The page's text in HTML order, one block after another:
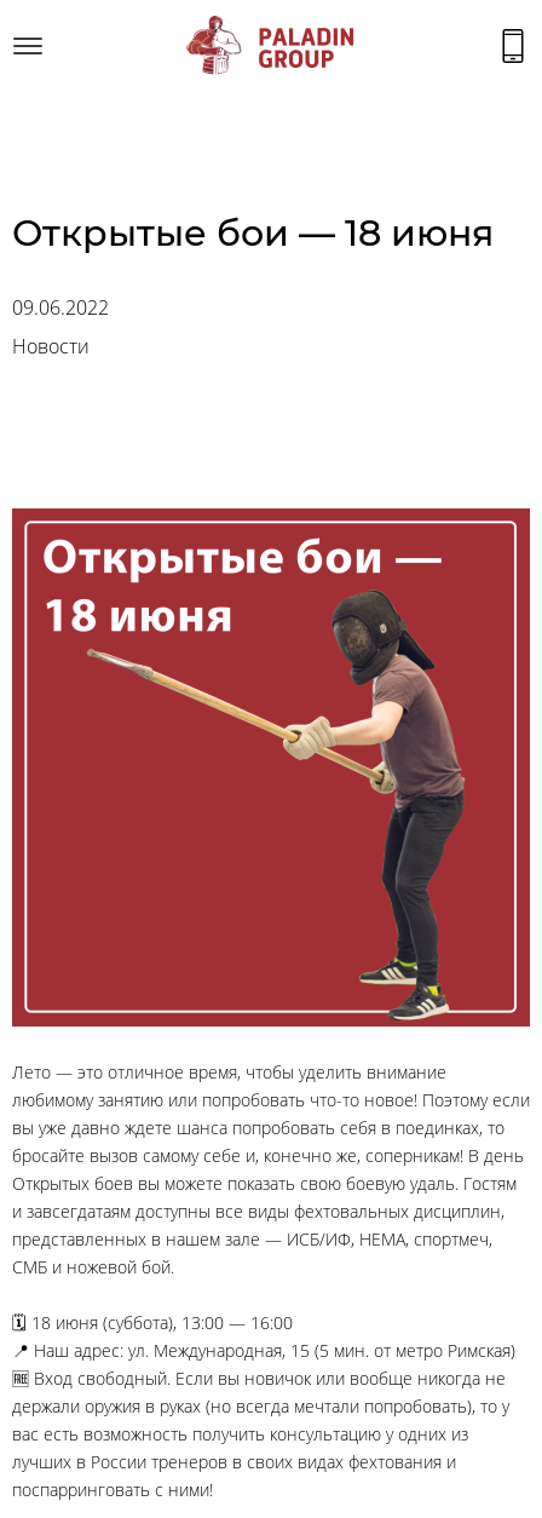
Открытые бои — 18 июня
09.06.2022
Новости
Лето — это отличное время, чтобы уделить внимание
любимому занятию или попробовать что-то новое! Поэтому если
вы уже давно ждете шанса попробовать себя в поединках, то
бросайте вызов самому себе и, конечно же, соперникам! В день
Открытых боев вы можете показать свою боевую удаль. Гостям
и завсегдатаям доступны все виды фехтовальных дисциплин,
представленных в нашем зале — ИСБ/ИФ, HEMA, спортмеч,
СМБ и ножевой бой.
🗓 18 июня (суббота), 13:00 — 16:00
📍 Наш адрес: ул. Международная, 15 (5 мин. от метро Римская)
🆓 Вход свободный. Если вы новичок или вообще никогда не
держали оружия в руках (но всегда мечтали попробовать), то у
вас есть возможность получить консультацию у одних из
лучших в России тренеров в своих видах фехтования и
поспарринговать с ними!